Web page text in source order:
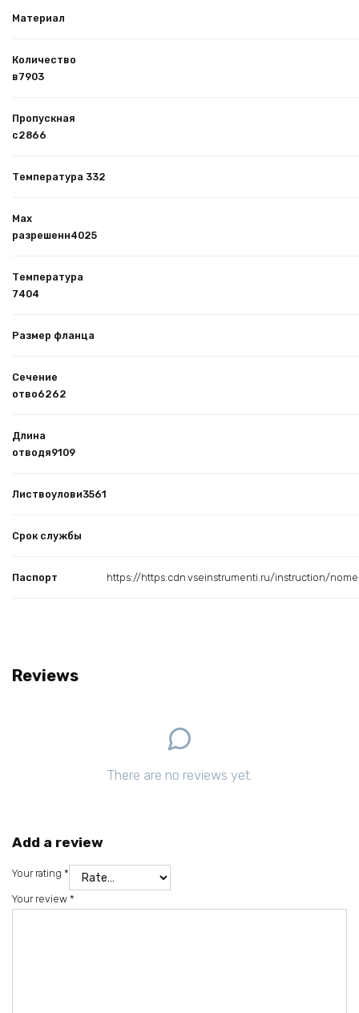
Материал
Количество
в7903
Пропускная
с2866
Температура 332
Max
разрешенн4025
Температура
7404
Размер фланца
Сечение
отво6262
Длина
отводя9109
Листвоулови3561
Срок службы
Паспорт https://https:cdn.vseinstrumenti.ru/instruction/
Reviews
There are no reviews yet.
Add a review
Your rating *
Your review *